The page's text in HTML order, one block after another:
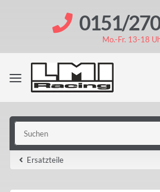
0151/
Mo.-Fr. 13-18
Ersatzteile